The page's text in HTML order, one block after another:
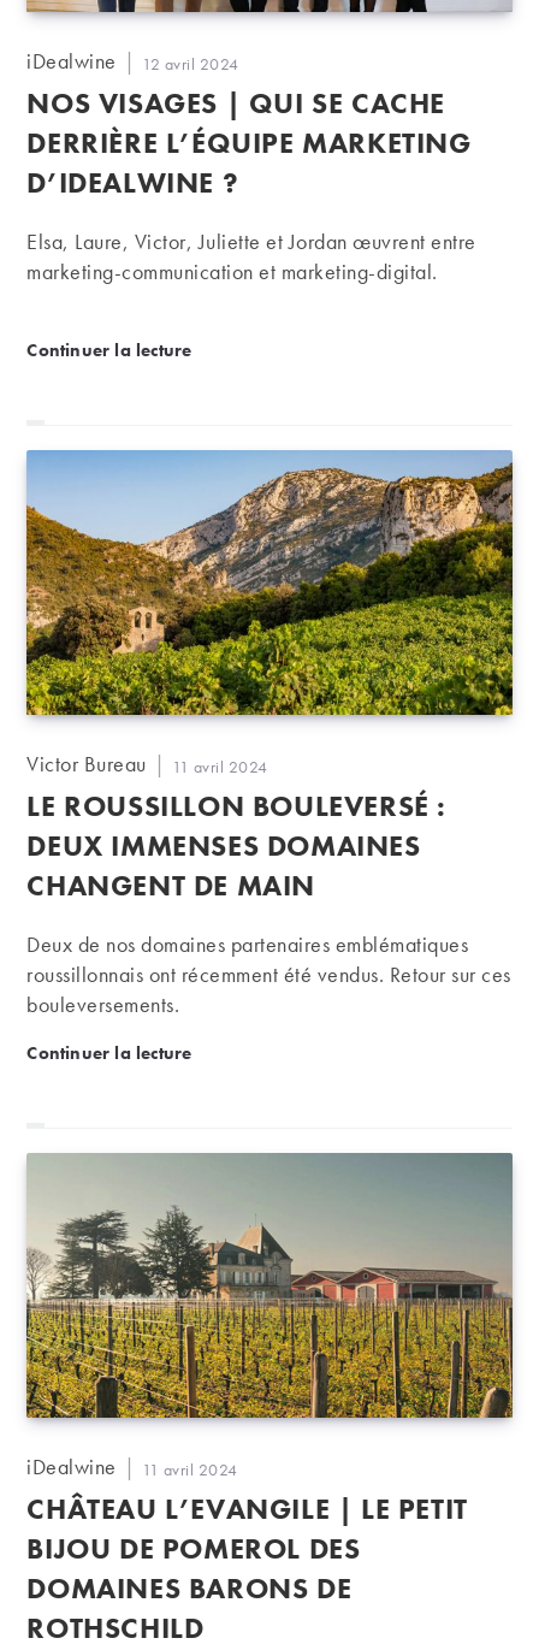
Auteur/autrice
la
publication :
iDealwine
Publication
publiée :
12 avril 2024
NOS VISAGES | QUI SE CACHE
DERRIÈRE L’ÉQUIPE MARKETING
D’IDEALWINE ?
Elsa, Laure, Victor, Juliette et Jordan œuvrent entre
marketing-communication et marketing-digital.
Continuer la lectureNos visages | Qui se cache derrière l’équipe
Auteur/autrice
la
publication :
Victor Bureau
Publication
publiée :
11 avril 2024
LE ROUSSILLON BOULEVERSÉ :
DEUX IMMENSES DOMAINES
CHANGENT DE MAIN
Deux de nos domaines partenaires emblématiques
roussillonnais ont récemment été vendus. Retour sur ces
bouleversements.
Continuer la lectureLe Roussillon bouleversé : deux immenses
Auteur/autrice
la
publication :
iDealwine
Publication
publiée :
11 avril 2024
CHÂTEAU L’EVANGILE | LE PETIT
BIJOU DE POMEROL DES
DOMAINES BARONS DE
ROTHSCHILD